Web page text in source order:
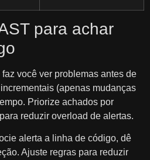
para achar
faz você ver problemas antes de
(apenas mudanças
Priorize achados por
reduzir overload de alertas.
alerta a linha de código, dê
Ajuste regras para reduzir